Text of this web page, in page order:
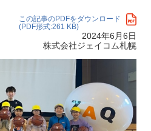
この記事のPDFをダウンロード
(PDF形式:261 KB)
2024年6月6日
株式会社ジェイコム札幌